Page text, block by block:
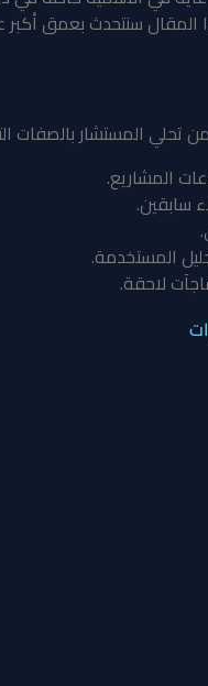
سنتحدث بعمق
المستشار بالصفات
المشاريع.
سابقين.
المستخدمة.
لاحقة.